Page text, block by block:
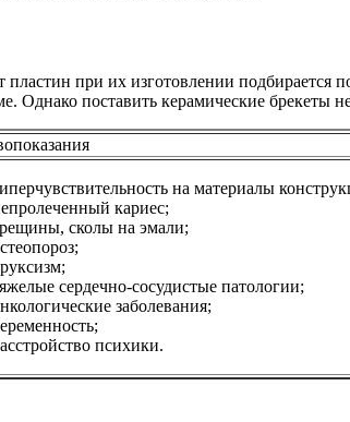
при их изготовлении подбирается
Однако поставить керамические брекеты
на материалы
кариес;
сколы на эмали;
сердечно-сосудистые патологии;
заболевания;
психики.